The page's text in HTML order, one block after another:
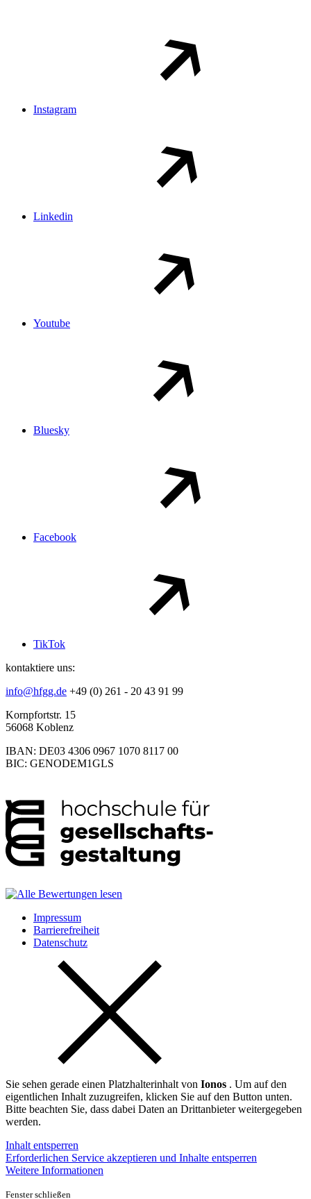
Instagram
Linkedin
Youtube
Bluesky
Facebook
TikTok
kontaktiere uns:
info@hfgg.de +49 (0) 261 - 20 43 91 99
Kornpfortstr. 15
56068 Koblenz
IBAN: DE03 4306 0967 1070 8117 00
BIC: GENODEM1GLS
Impressum
Barrierefreiheit
Datenschutz
Sie sehen gerade einen Platzhalterinhalt von Ionos . Um auf den
eigentlichen Inhalt zuzugreifen, klicken Sie auf den Button unten.
Bitte beachten Sie, dass dabei Daten an Drittanbieter weitergegeben
werden.
Inhalt entsperren
Erforderlichen Service akzeptieren und Inhalte entsperren
Weitere Informationen
Fenster schließen